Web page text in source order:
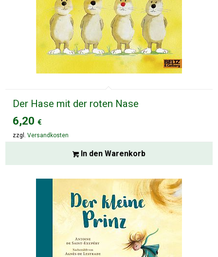
Der Hase mit der roten Nase
6,20€
zzgl.Versandkosten
In den Warenkorb